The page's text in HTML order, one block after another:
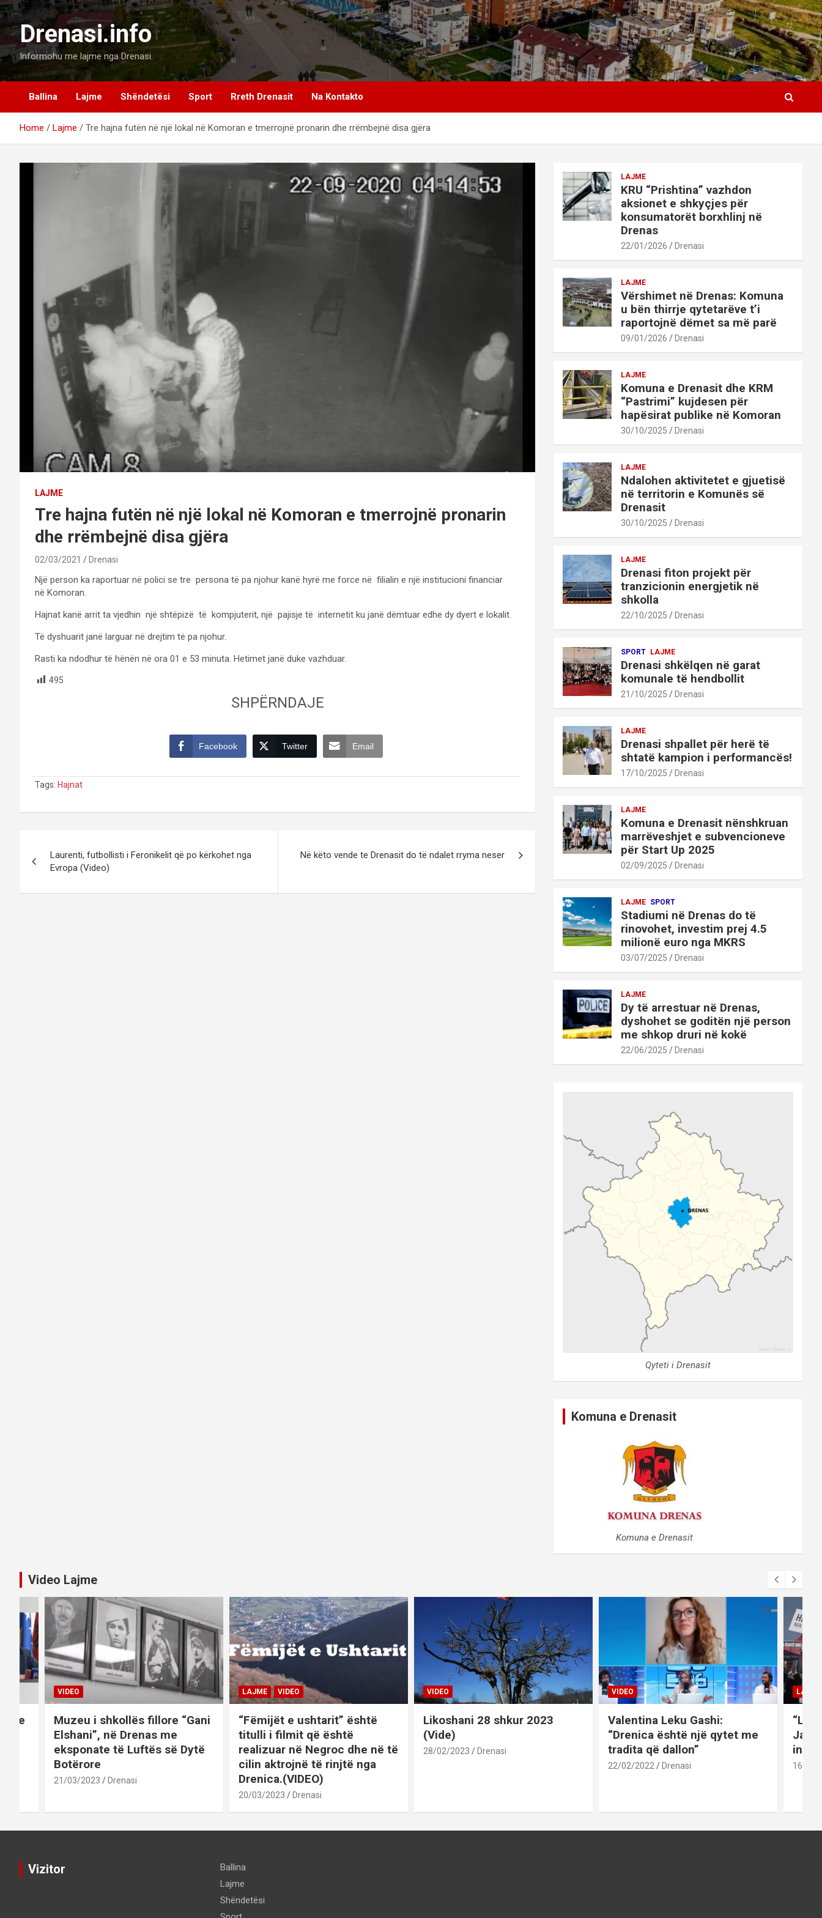
Skip
to
contentDrenasi.info
Informohu me lajme nga Drenasi.
Ballina Lajme Shëndetësi Sport Rreth Drenasit Na Kontakto
Home Lajme Tre hajna futën në një lokal në Komoran e tmerrojnë pronarin dhe rrëmbejnë disa gjëra
LAJME
Tre hajna futën në një lokal në Komoran e tmerrojnë pronarin
dhe rrëmbejnë disa gjëra
02/03/2021 Drenasi
Një person ka raportuar në polici se tre persona të pa njohur kanë hyrë me force në filialin e një institucioni financiar
në Komoran.
Hajnat kanë arrit ta vjedhin një shtëpizë të kompjuterit, një pajisje të internetit ku janë dëmtuar edhe dy dyert e lokalit.
Të dyshuarit janë larguar në drejtim të pa njohur.
Rasti ka ndodhur të hënën në ora 01 e 53 minuta. Hetimet janë duke vazhduar.
495
SHPËRNDAJE
Facebook Twitter Email
Tags: Hajnat
navigation
Laurenti, futbollisti i Feronikelit që po kërkohet nga
Evropa (Video)
Në këto vende te Drenasit do të ndalet rryma neser
LAJME
KRU “Prishtina” vazhdon
aksionet e shkyçjes për
konsumatorët borxhlinj në
Drenas
22/01/2026 Drenasi
LAJME
Vërshimet në Drenas: Komuna
u bën thirrje qytetarëve t’i
raportojnë dëmet sa më parë
09/01/2026 Drenasi
LAJME
Komuna e Drenasit dhe KRM
“Pastrimi” kujdesen për
hapësirat publike në Komoran
30/10/2025 Drenasi
LAJME
Ndalohen aktivitetet e gjuetisë
në territorin e Komunës së
Drenasit
30/10/2025 Drenasi
LAJME
Drenasi fiton projekt për
tranzicionin energjetik në
shkolla
22/10/2025 Drenasi
SPORT LAJME
Drenasi shkëlqen në garat
komunale të hendbollit
21/10/2025 Drenasi
LAJME
Drenasi shpallet për herë të
shtatë kampion i performancës!
17/10/2025 Drenasi
LAJME
Komuna e Drenasit nënshkruan
marrëveshjet e subvencioneve
për Start Up 2025
02/09/2025 Drenasi
LAJME SPORT
Stadiumi në Drenas do të
rinovohet, investim prej 4.5
milionë euro nga MKRS
03/07/2025 Drenasi
LAJME
Dy të arrestuar në Drenas,
dyshohet se goditën një person
me shkop druri në kokë
22/06/2025 Drenasi
Qyteti i Drenasit
Komuna e Drenasit
Komuna e Drenasit
Video Lajme
me
VIDEO
Muzeu i shkollës fillore “Gani
Elshani”, në Drenas me
eksponate të Luftës së Dytë
Botërore
21/03/2023 Drenasi
LAJME VIDEO
“Fëmijët e ushtarit” është
titulli i filmit që është
realizuar në Negroc dhe në të
cilin aktrojnë të rinjtë nga
Drenica.(VIDEO)
20/03/2023 Drenasi
VIDEO
Likoshani 28 shkur 2023
(Vide)
28/02/2023 Drenasi
VIDEO
Valentina Leku Gashi:
“Drenica është një qytet me
tradita që dallon”
22/02/2022 Drenasi
LAJME
inati
16/02/
Vizitor
Ballina
Lajme
Shëndetësi